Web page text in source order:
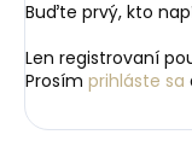
Buďte prvý, kto
Len registrovaní
Prosím prihláste sa